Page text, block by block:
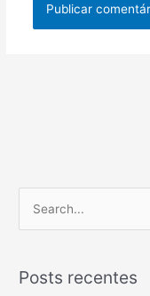
qPosts recentes